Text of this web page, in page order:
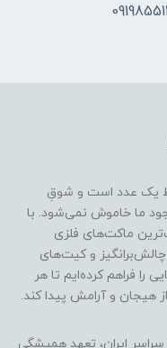
یک عدد است و شوقِ
ما خاموش نمی‌شود. با
ماکت‌های فلزی
و کیت‌های
فراهم کرده‌ایم تا هر
هیجان و آرامش پیدا کند.
سراسر ایران، تعهد همیشگی